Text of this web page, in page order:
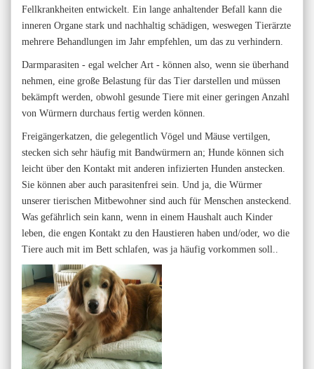
Fellkrankheiten entwickelt. Ein lange anhaltender Befall kann die
inneren Organe stark und nachhaltig schädigen, weswegen Tierärzte
mehrere Behandlungen im Jahr empfehlen, um das zu verhindern.
Darmparasiten - egal welcher Art - können also, wenn sie überhand
nehmen, eine große Belastung für das Tier darstellen und müssen
bekämpft werden, obwohl gesunde Tiere mit einer geringen Anzahl
von Würmern durchaus fertig werden können.
Freigängerkatzen, die gelegentlich Vögel und Mäuse vertilgen,
stecken sich sehr häufig mit Bandwürmern an; Hunde können sich
leicht über den Kontakt mit anderen infizierten Hunden anstecken.
Sie können aber auch parasitenfrei sein. Und ja, die Würmer
unserer tierischen Mitbewohner sind auch für Menschen ansteckend.
Was gefährlich sein kann, wenn in einem Haushalt auch Kinder
leben, die engen Kontakt zu den Haustieren haben und/oder, wo die
Tiere auch mit im Bett schlafen, was ja häufig vorkommen soll..